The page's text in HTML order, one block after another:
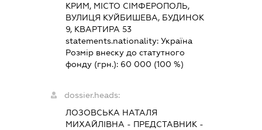
КРИМ, МІСТО СІМФЕРОПОЛЬ,
ВУЛИЦЯ КУЙБИШЕВА, БУДИНОК
9, КВАРТИРА 53
statements.nationality:Україна
Розмір внеску до статутного
фонду (грн.): 60 000 (100 %)
dossier.heads:
ЛОЗОВСЬКА НАТАЛЯ
МИХАЙЛІВНА - ПРЕДСТАВНИК -